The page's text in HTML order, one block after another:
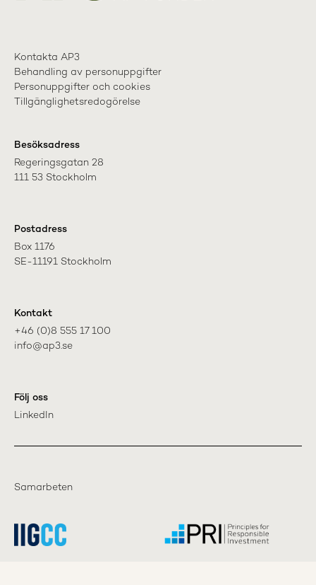
Kontakta AP3
Behandling av personuppgifter
Personuppgifter och cookies
Tillgänglighetsredogörelse
Besöksadress
Regeringsgatan 28
111 53 Stockholm
Postadress
Box 1176
SE-11191 Stockholm
Kontakt
+46 (0)8 555 17 100
info@ap3.se
Följ oss
LinkedIn
Samarbeten